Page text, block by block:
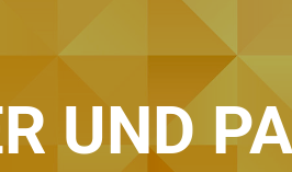
UND